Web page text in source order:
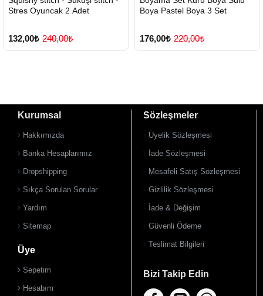
Stres Oyuncak 2 Adet
132,00₺ 240,00₺
Boya Pastel Boya 3 Set
176,00₺ 220,00₺
Kurumsal
Hakkımızda
Banka Hesaplarımız
Dropshipping
Sıkça Sorulan Sorular
Yardım
Sitemap
Üye
Sepetim
Hesabım
Sözleşmeler
Üyelik Sözleşmesi
İade Sözleşmesi
Mesafeli Satış Sözleşmesi
Gizlilik Sözleşmesi
İade & Değişim
Güvenli Ödeme
Teslimat Bilgileri
Bizi Takip Edin